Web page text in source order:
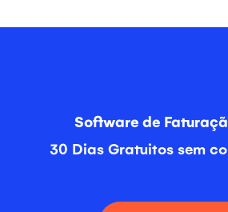
Software de
30 Dias Gratuitos sem